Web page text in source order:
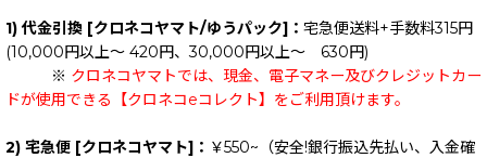
1) 代金引換 [クロネコヤマト/ゆうパック]： 宅急便送料+手数料315円
(10,000円以上～ 420円、30,000円以上～ 630円)
※ クロネコヤマトでは、現金、電子マネー及びクレジットカー
ドが使用できる【クロネコeコレクト】をご利用頂けます。
2) 宅急便 [クロネコヤマト]： ￥550~（安全!銀行振込先払い、入金確